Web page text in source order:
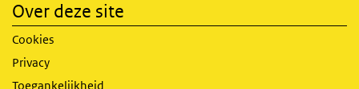
Over deze site
Cookies
Privacy
Toegankelijkheid